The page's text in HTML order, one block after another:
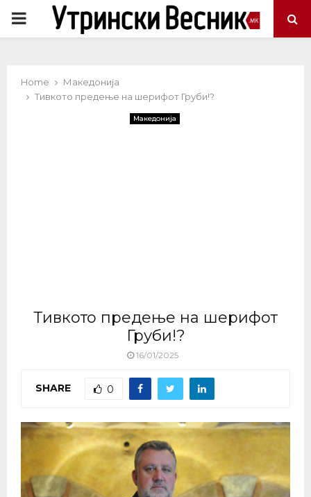
PRIMARY
Home
Македонија
Тивкото предење на шерифот Груби!?
Македонија
Тивкото предење на шерифот
Груби!?
16/01/2025
SHARE 0